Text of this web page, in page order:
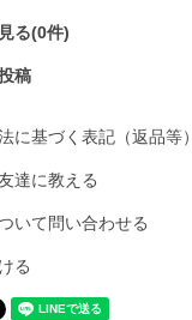
る(0件)
稿
に基づく表記（返品等）
達に教える
いて問い合わせる
る